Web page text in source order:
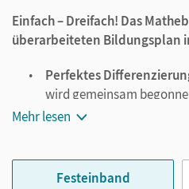
Einfach – Dreifach! Das
überarbeiteten Bildungsplan
Perfektes
wird gemeinsam
Für die Übungsphasen
Ihre Schüler/-innen. So
Mehr lesen
Festeinband